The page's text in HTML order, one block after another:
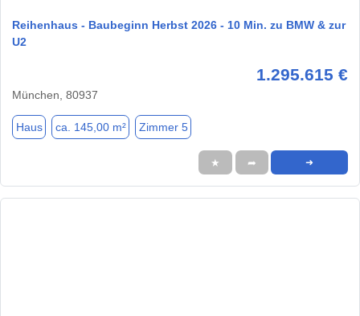
Reihenhaus - Baubeginn Herbst 2026 - 10 Min. zu BMW & zur
U2
1.295.615 €
München, 80937
Haus ca. 145,00 m² Zimmer 5
★ ➦ ➜